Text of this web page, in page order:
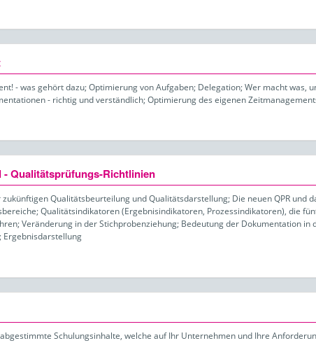
- was gehört dazu; Optimierung von Aufgaben; Delegation; Wer macht was,
- richtig und verständlich; Optimierung des eigenen
- Qualitätsprüfungs-Richtlinien
zukünftigen Qualitätsbeurteilung und Qualitätsdarstellung; Die neuen QPR und
Qualitätsindikatoren (Ergebnisindikatoren, Prozessindikatoren), die
Veränderung in der Stichprobenziehung; Bedeutung der Dokumentation
Ergebnisdarstellung
Schulungsinhalte, welche auf Ihr Unternehmen und Ihre